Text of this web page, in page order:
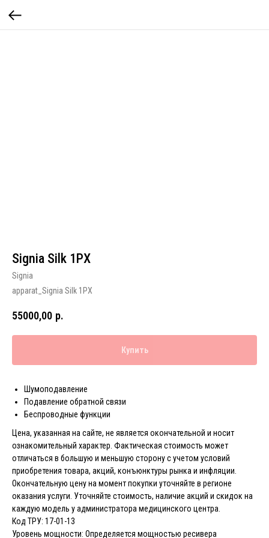
Signiа Silk 1PX
Signia
apparat_Signiа Silk 1PX
55000,00 р.
Купить
Шумоподавление
Подавление обратной связи
Беспроводные функции
Цена, указанная на сайте, не является окончательной и носит
ознакомительный характер. Фактическая стоимость может
отличаться в большую и меньшую сторону с учетом условий
приобретения товара, акций, конъюнктуры рынка и инфляции.
Окончательную цену на момент покупки уточняйте в регионе
оказания услуги. Уточняйте стоимость, наличие акций и скидок на
каждую модель у администратора медицинского центра.
Код ТРУ: 17-01-13
Уровень мощности: Определяется мощностью ресивера